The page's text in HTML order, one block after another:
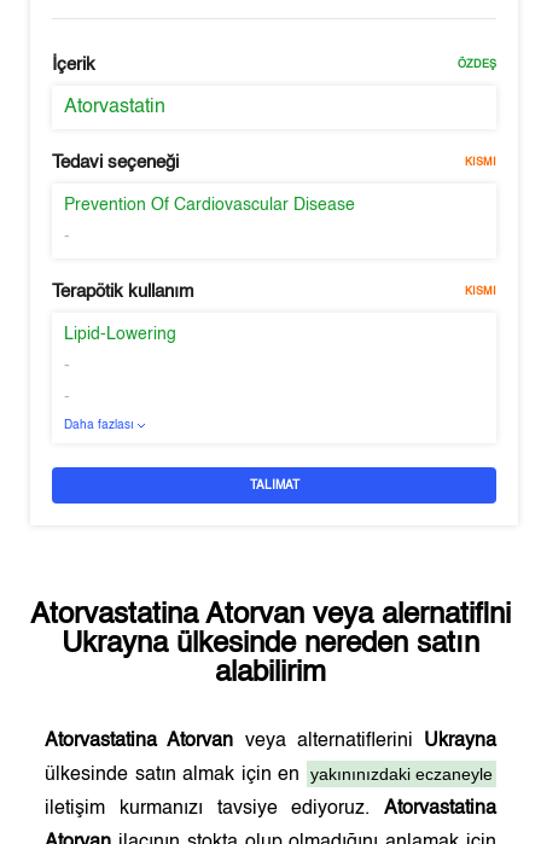
İçerik ÖZDEŞ
Atorvastatin
Tedavi seçeneği KISMI
Prevention Of Cardiovascular Disease
-
Terapötik kullanım KISMI
Lipid-Lowering
-
-
Daha fazlası
TALIMAT
Atorvastatina Atorvan veya alernatifini
Ukraynaülkesinde nereden satın
alabilirim
Atorvastatina Atorvan veya alternatiflerini Ukrayna
ülkesinde satın almak için en
yakınınızdaki eczaneyle
iletişim kurmanızı tavsiye ediyoruz. Atorvastatina